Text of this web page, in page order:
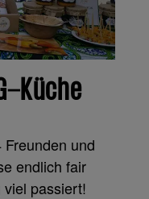
Küche
und
endlich fair
passiert!